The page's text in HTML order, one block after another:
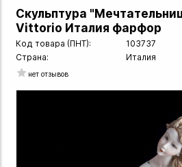
Скульптура
Vittorio Италия фарфор
Код товара (ПНТ):
103737
Страна:
Италия
нет отзывов